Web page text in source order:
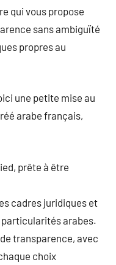
qui vous propose
sans ambiguïté
propres au
une petite mise au
arabe français,
prête à être
cadres juridiques et
arabes.
transparence, avec
choix